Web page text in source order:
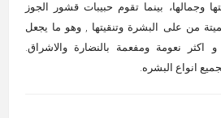
وجمالها، بينما تقوم حبيبات قشور الجوز
من على البشرة وتنقيتها , وهو ما يجعل
و اكثر نعومة ومفعمة بالنضارة والاشراق.
انواع البشره.